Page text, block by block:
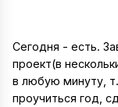
Сегодня - есть.
проект(в
в любую минуту,
проучиться год,